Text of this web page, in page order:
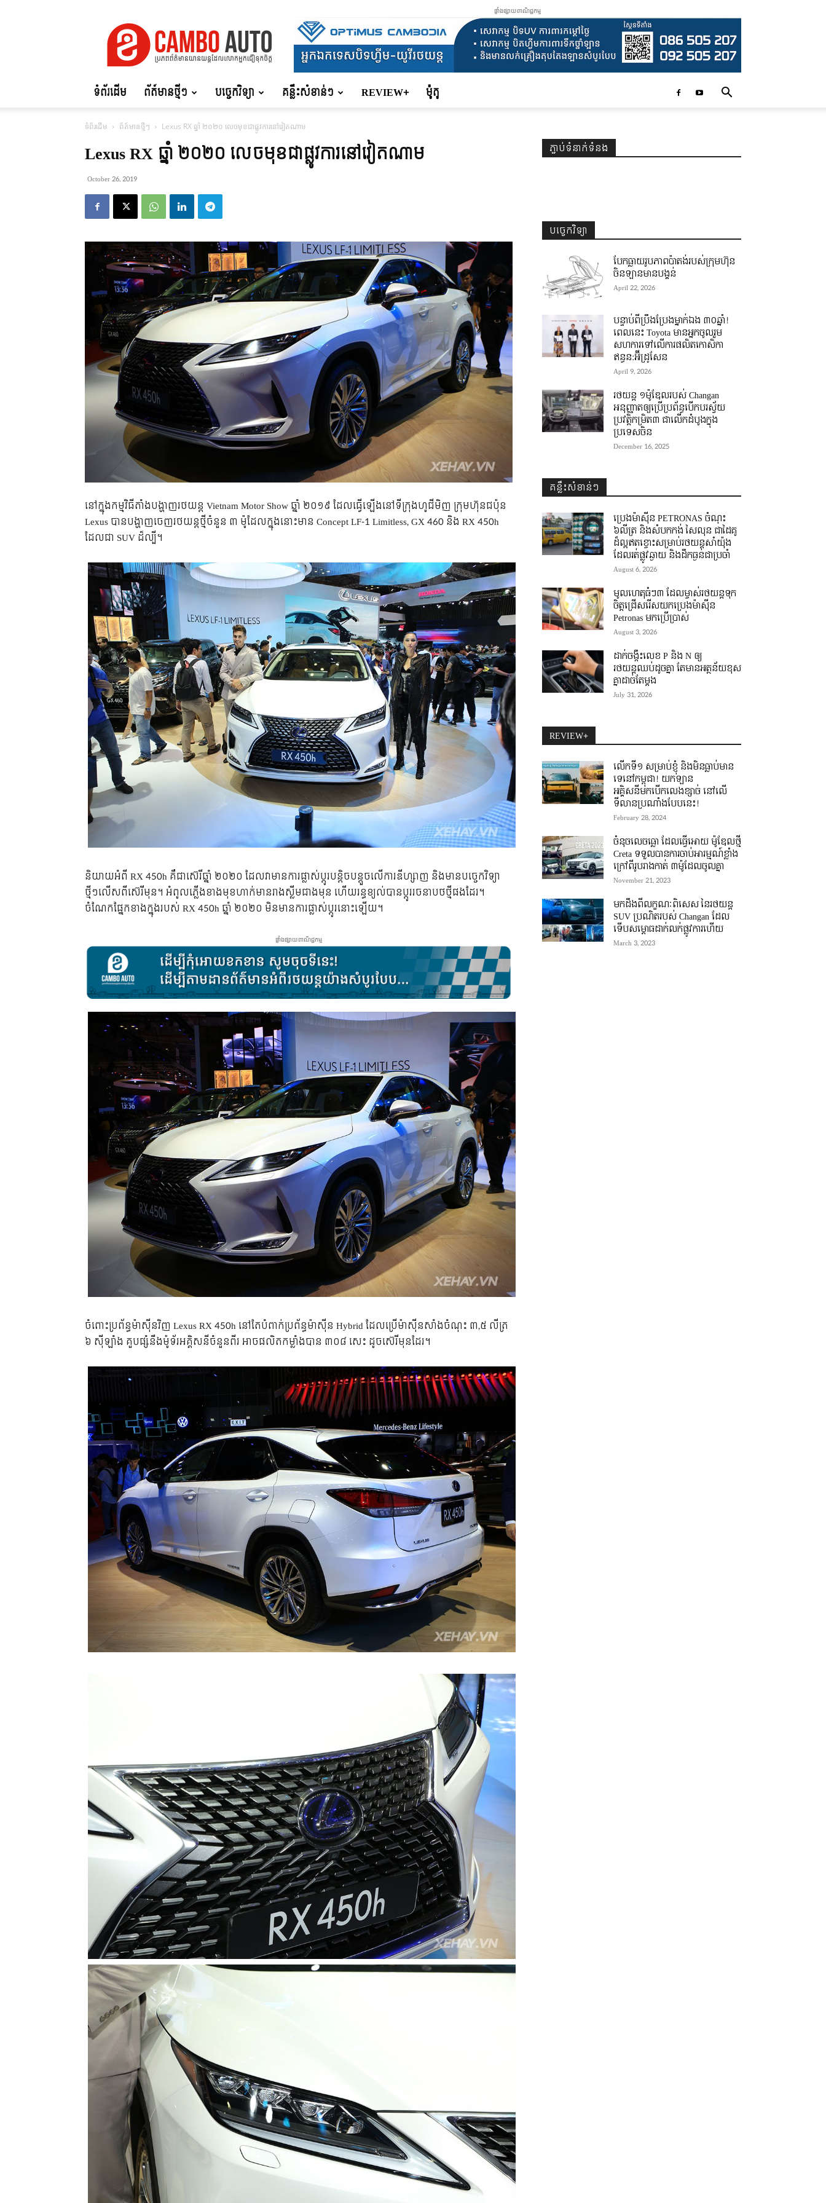
Auto
ផ្ទាំងផ្សាយពាណិជ្ជកម្ម
ទំព័រដើម ព័ត៍មានថ្មីៗ បច្ចេកវិទ្យា គន្លឹះសំខាន់ៗ REVIEW+ ម៉ូតូ
ទំព័រដើម ព័ត៍មានថ្មីៗ Lexus RX ឆ្នាំ ២០២០ លេចមុខជាផ្លូវការនៅវៀតណាម
Lexus RX ឆ្នាំ ២០២០ លេចមុខជាផ្លូវការនៅវៀតណាម
October 26, 2019
នៅ​ក្នុង​កម្មវិធី​តាំង​បង្ហាញ​រថយន្ត​ Vietnam Motor Show ឆ្នាំ ២០១៩ ដែល​ធ្វើ​ឡើង​នៅ​ទីក្រុង​ហូជីមិញ​ ក្រុមហ៊ុន​ជប៉ុន
Lexus បាន​បង្ហាញ​ចេញ​រថយន្ត​ថ្មី​ចំនួន ៣ ម៉ូដែល​ក្នុង​នោះ​មាន​ Concept LF-1 Limitless, GX 460 និង​ RX 450h
ដែល​ជា​ SUV ដ៏​ល្បី។
និយាយ​អំពី​ RX 450h គឺ​ជា​ស៊េរី​ឆ្នាំ ២០២០ ដែល​វា​មាន​ការ​ផ្លាស់​ប្ដូរ​បន្តិច​បន្តួច​លើ​ការ​ឌីហ្សាញ និង​​មាន​បច្ចេកវិទ្យា​
ថ្មីៗ​លើស​ពី​ស៊េរី​មុន។ អំពូល​ភ្លើង​ខាង​មុខ​ហាក់​មាន​រាង​ស្លីម​ជាង​មុន ហើយ​រន្ធ​ខ្យល់​បាន​ប្ដូរ​រចនាបថ​ថ្មី​ផង​ដែរ។
ចំណែក​ផ្នែក​ខាង​ក្នុង​របស់​ RX 450h ឆ្នាំ ២០២០ មិន​មាន​ការ​ផ្លាស់​ប្ដូរ​នោះ​ឡើយ​។
ផ្ទាំងផ្សាយពាណិជ្ជកម្ម
ចំពោះ​ប្រព័ន្ធ​ម៉ាស៊ីន​វិញ Lexus RX 450h នៅ​តែ​បំពាក់​ប្រព័ន្ធ​ម៉ាស៊ីន​ Hybrid ដែល​ប្រើ​ម៉ាស៊ីន​សាំង​ចំណុះ ៣,៥ លីត្រ
៦ ស៊ីឡាំង គួប​ផ្សំ​នឹង​ម៉ូទ័រ​អគ្គិសនី​ចំនួន​ពីរ អាច​ផលិត​កម្លាំង​បាន​ ៣០៨ សេះ ដូច​ស៊េរី​មុន​ដែរ។
ភ្ជាប់ទំនាក់ទំនង
បច្ចេកវិទ្យា
បែកធ្លាយរូបភាពប៉ាតង់របស់ក្រុមហ៊ុន
ចិនឡានមានបង្គន់
April 22, 2026
បន្ទាប់ពីប្រឹងប្រែងម្នាក់ឯង ៣០ឆ្នាំ! ​
ពេលនេះ Toyota មានអ្នកចូលរួម
សហការទៅលើការផលិតកោសិកា
ឥន្ធន:អ៊ីដ្រូសែន
April 9, 2026
រថយន្ត ១ម៉ូឌែលរបស់ Changan
អនុញ្ញាតឲ្យប្រើប្រព័ន្ធបើកបរស្វ័យ
ប្រវត្តិកម្រិត៣ ជាលើកដំបូងក្នុង
ប្រទេសចិន
December 16, 2025
គន្លឹះសំខាន់ៗ
ប្រេងម៉ាស៊ីន PETRONAS ចំណុះ
៦លីត្រ និងសំបកកង់ សៃលុន ជាដៃគូ
ដ៏ល្អឥតខ្ចោះសម្រាប់រថយន្តសាំយ៉ុង
ដែលរត់ផ្លូវឆ្ងាយ និងដឹកធ្ងន់ជាប្រចាំ
August 6, 2026
មូលហេតុធំៗ៣ ដែលម្ចាស់រថយន្តទុក
ចិត្តជ្រើសរើសយកប្រេងម៉ាស៊ីន
Petronas មកប្រើប្រាស់
August 3, 2026
ដាក់ចង្កឹះលេខ P និង N ឲ្យ
រថយន្តឈប់ដូចគ្នា តែមានអត្ថន័យខុស
គ្នាដាច់តែម្តង
July 31, 2026
REVIEW+
លើកទី១ សម្រាប់ខ្ញុំ និងមិនធ្លាប់មាន
ទេនៅកម្ពុជា! យកឡាន
អគ្គិសនីមកបើកលេងខ្សាច់ នៅលើ
ទីលានប្រណាំងបែបនេះ!
February 28, 2024
ចំនុចលេចធ្លោ ដែលធ្វើអោយ ម៉ូឌែលថ្មី
Creta ទទួលបានការចាប់អារម្មណ៍ខ្លាំង
ក្រៅពីរូបរាងកាត់ ៣ម៉ូដែលចូលគ្នា
November 21, 2023
មកដឹងពីលក្ខណៈពិសេស នៃរថយន្ត
SUV ប្រណិតរបស់ Changan ដែល
ទើបសម្ភោធដាក់លក់ផ្លូវការហើយ
March 3, 2023